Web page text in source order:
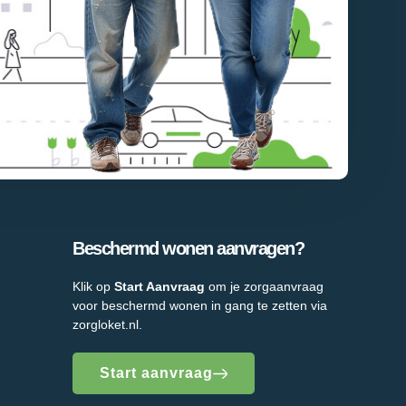
Beschermd wonen aanvragen?
Klik op Start Aanvraag om je zorgaanvraag
voor beschermd wonen in gang te zetten via
zorgloket.nl.
Start aanvraag